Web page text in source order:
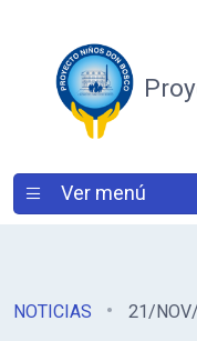
Ver menú
NOTICIAS 21/